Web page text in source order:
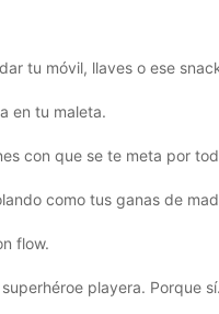
tu móvil, llaves o ese
en tu maleta.
con que se te meta por
como tus ganas de
flow.
playera. Porque sí.